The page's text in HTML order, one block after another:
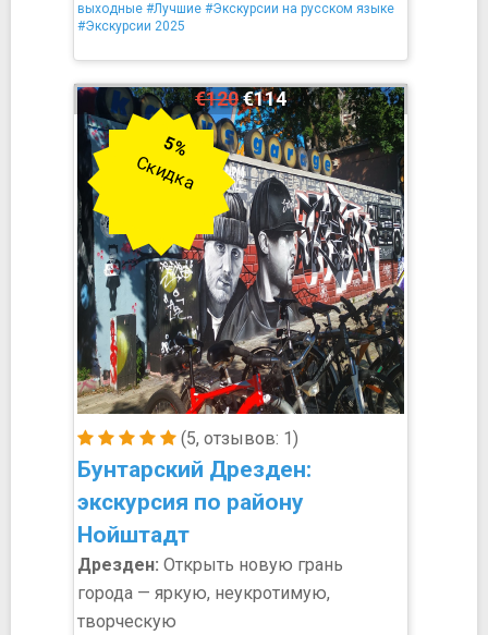
выходные #Лучшие #Экскурсии на русском языке
#Экскурсии 2025
(5, отзывов: 1)
Бунтарский Дрезден:
экскурсия по району
Нойштадт
€120€114
5%
Скидка
Дрезден: Открыть новую грань
города — яркую, неукротимую,
творческую